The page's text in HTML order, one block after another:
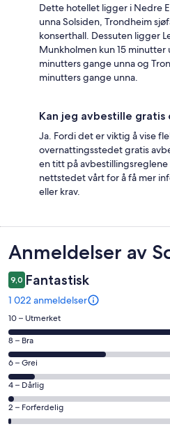
Dette hotellet ligger i Nedre
unna Solsiden, Trondheim
konserthall. Dessuten ligger
Munkholmen kun 15 minutter
minutters gange unna og
minutters gange unna.
Kan jeg avbestille gratis
Ja. Fordi det er viktig å vise
overnattingsstedet gratis
en titt på
nettstedet vårt for å få mer
eller krav.
Anmeldelser
Anmeldelser av
9,0 Fantastisk
1 022 anmeldelser
Rangering
på
10
−
Utmerket.
571
av
totalt
10 – Utmerket
Rangering
på
8
−
Bra.
334
8 – Bra
Rangering
på
6
−
Grei.
6 – Grei
Rangering
på
4
4 – Dårlig
Rangering
på
2 – Forferdelig